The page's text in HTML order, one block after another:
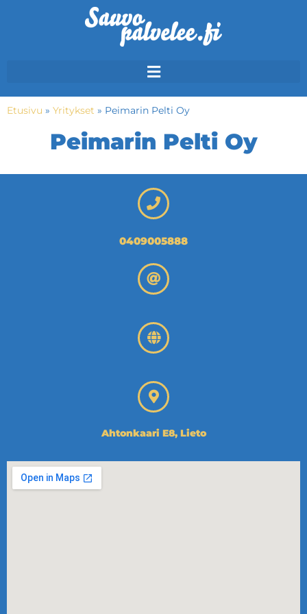
Etusivu » Yritykset » Peimarin Pelti Oy
Peimarin Pelti Oy
0409005888
Ahtonkaari E8, Lieto